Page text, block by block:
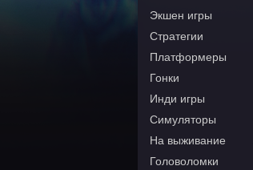
Экшен игры
Стратегии
Платформеры
Гонки
Инди игры
Симуляторы
На выживание
Головоломки